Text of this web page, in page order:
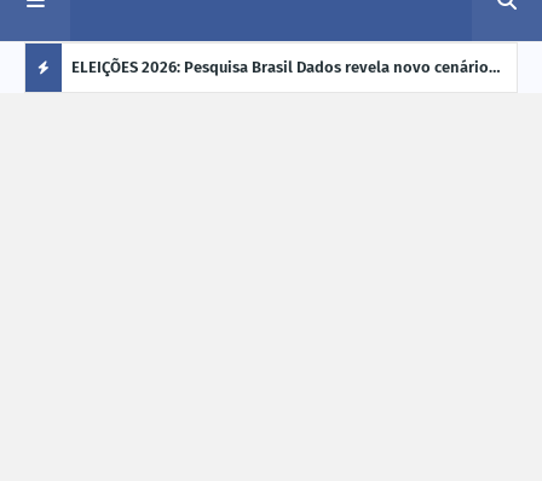
a mais ELEIÇÕES 2026: Pesquisa Brasil Dados revela novo cenário